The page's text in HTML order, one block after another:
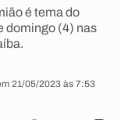
é tema do
domingo (4) nas
21/05/2023 às 7:53